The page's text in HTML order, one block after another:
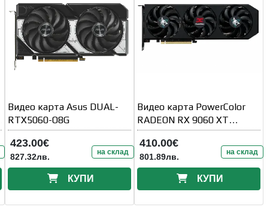
Видео карта Asus DUAL-
RTX5060-O8G
423.00€
827.32лв. на склад
КУПИ
Видео карта PowerColor
RADEON RX 9060 XT
Hellhound OC 8GB GDDR6
410.00€
801.89лв. на склад
КУПИ